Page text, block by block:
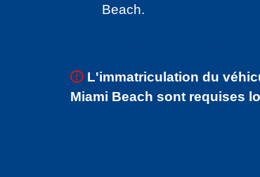
Beach.
L'immatriculation du
Miami Beach sont requises